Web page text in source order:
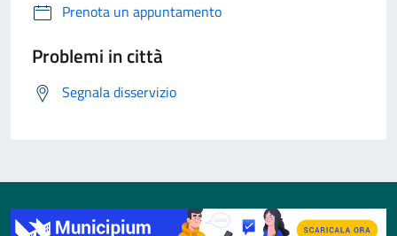
Prenota un appuntamento
Problemi in città
Segnala disservizio